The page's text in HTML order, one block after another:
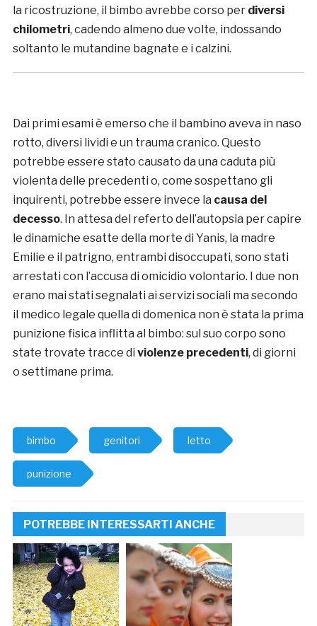
la ricostruzione, il bimbo avrebbe corso per diversi
chilometri, cadendo almeno due volte, indossando
soltanto le mutandine bagnate e i calzini.
Dai primi esami è emerso che il bambino aveva in naso
rotto, diversi lividi e un trauma cranico. Questo
potrebbe essere stato causato da una caduta più
violenta delle precedenti o, come sospettano gli
inquirenti, potrebbe essere invece la causa del
decesso. In attesa del referto dell’autopsia per capire
le dinamiche esatte della morte di Yanis, la madre
Emilie e il patrigno, entrambi disoccupati, sono stati
arrestati con l’accusa di omicidio volontario. I due non
erano mai stati segnalati ai servizi sociali ma secondo
il medico legale quella di domenica non è stata la prima
punizione fisica inflitta al bimbo: sul suo corpo sono
state trovate tracce di violenze precedenti, di giorni
o settimane prima.
bimbo genitori letto
punizione
POTREBBE INTERESSARTI ANCHE